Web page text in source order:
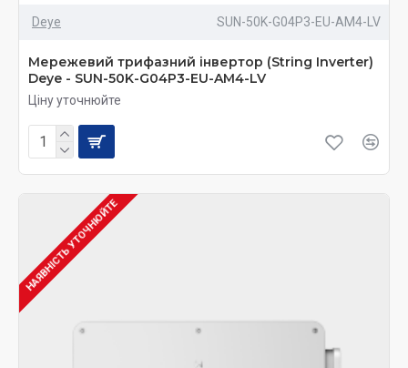
Deye SUN-50K-G04P3-EU-AM4-LV
Мережевий трифазний інвертор (String Inverter)
Deye - SUN-50K-G04P3-EU-AM4-LV
Ціну уточнюйте
НАЯВНІСТЬ УТОЧНЮЙТЕ